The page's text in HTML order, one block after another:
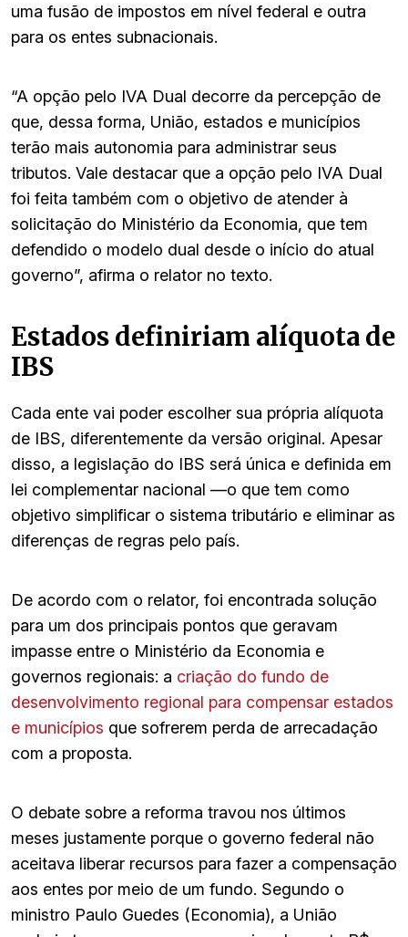
uma fusão de impostos em nível federal e outra
para os entes subnacionais.
“A opção pelo IVA Dual decorre da percepção de
que, dessa forma, União, estados e municípios
terão mais autonomia para administrar seus
tributos. Vale destacar que a opção pelo IVA Dual
foi feita também com o objetivo de atender à
solicitação do Ministério da Economia, que tem
defendido o modelo dual desde o início do atual
governo”, afirma o relator no texto.
Estados definiriam alíquota de
IBS
Cada ente vai poder escolher sua própria alíquota
de IBS, diferentemente da versão original. Apesar
disso, a legislação do IBS será única e definida em
lei complementar nacional —o que tem como
objetivo simplificar o sistema tributário e eliminar as
diferenças de regras pelo país.
De acordo com o relator, foi encontrada solução
para um dos principais pontos que geravam
impasse entre o Ministério da Economia e
governos regionais: a criação do fundo de
desenvolvimento regional para compensar estados
e municípios que sofrerem perda de arrecadação
com a proposta.
O debate sobre a reforma travou nos últimos
meses justamente porque o governo federal não
aceitava liberar recursos para fazer a compensação
aos entes por meio de um fundo. Segundo o
ministro Paulo Guedes (Economia), a União